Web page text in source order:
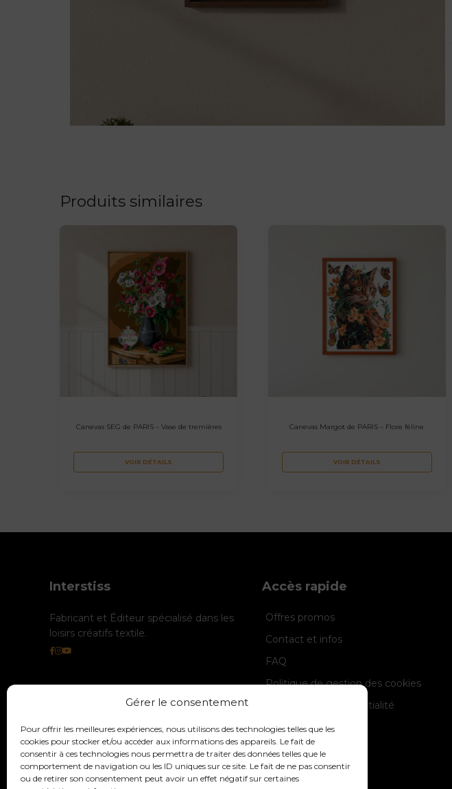
Gérer le consentement
Pour offrir les meilleures expériences, nous utilisons des technologies telles que les
cookies pour stocker et/ou accéder aux informations des appareils. Le fait de
consentir à ces technologies nous permettra de traiter des données telles que le
comportement de navigation ou les ID uniques sur ce site. Le fait de ne pas consentir
ou de retirer son consentement peut avoir un effet négatif sur certaines
Produits similaires
Canevas SEG de PARIS – Vase de tremières
VOIR DÉTAILS
Canevas Margot de PARIS – Flore féline
VOIR DÉTAILS
Interstiss
Fabricant et Éditeur spécialisé dans les
loisirs créatifs textile.
Accès rapide
Offres promos
Contact et infos
FAQ
Politique de gestion des cookies
Politique de confidentialité
Mentions légales